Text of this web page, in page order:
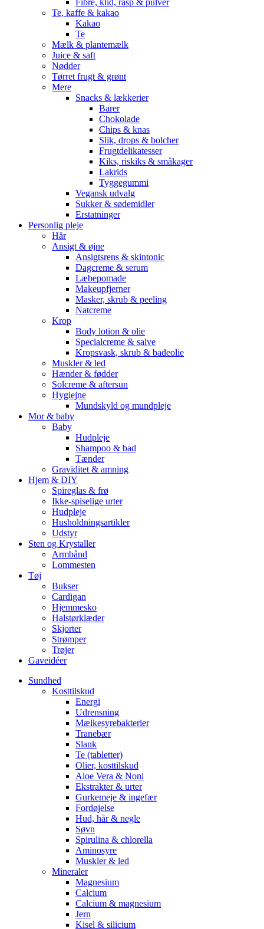
Fibre, klid, rasp & pulver
Te, kaffe & kakao
Kakao
Te
Mælk & plantemælk
Juice & saft
Nødder
Tørret frugt & grønt
Mere
Snacks & lækkerier
Barer
Chokolade
Chips & knas
Slik, drops & bolcher
Frugtdelikatesser
Kiks, riskiks & småkager
Lakrids
Tyggegummi
Vegansk udvalg
Sukker & sødemidler
Erstatninger
Personlig pleje
Hår
Ansigt & øjne
Ansigtsrens & skintonic
Dagcreme & serum
Læbepomade
Makeupfjerner
Masker, skrub & peeling
Natcreme
Krop
Body lotion & olie
Specialcreme & salve
Kropsvask, skrub & badeolie
Muskler & led
Hænder & fødder
Solcreme & aftersun
Hygiejne
Mundskyld og mundpleje
Mor & baby
Baby
Hudpleje
Shampoo & bad
Tænder
Graviditet & amning
Hjem & DIY
Spireglas & frø
Ikke-spiselige urter
Hudpleje
Husholdningsartikler
Udstyr
Sten og Krystaller
Armbånd
Lommesten
Tøj
Bukser
Cardigan
Hjemmesko
Halstørklæder
Skjorter
Strømper
Trøjer
Gaveidéer
Sundhed
Kosttilskud
Energi
Udrensning
Mælkesyrebakterier
Tranebær
Slank
Te (tabletter)
Olier, kosttilskud
Aloe Vera & Noni
Ekstrakter & urter
Gurkemeje & ingefær
Fordøjelse
Hud, hår & negle
Søvn
Spirulina & chlorella
Aminosyre
Muskler & led
Mineraler
Magnesium
Calcium
Calcium & magnesium
Jern
Kisel & silicium